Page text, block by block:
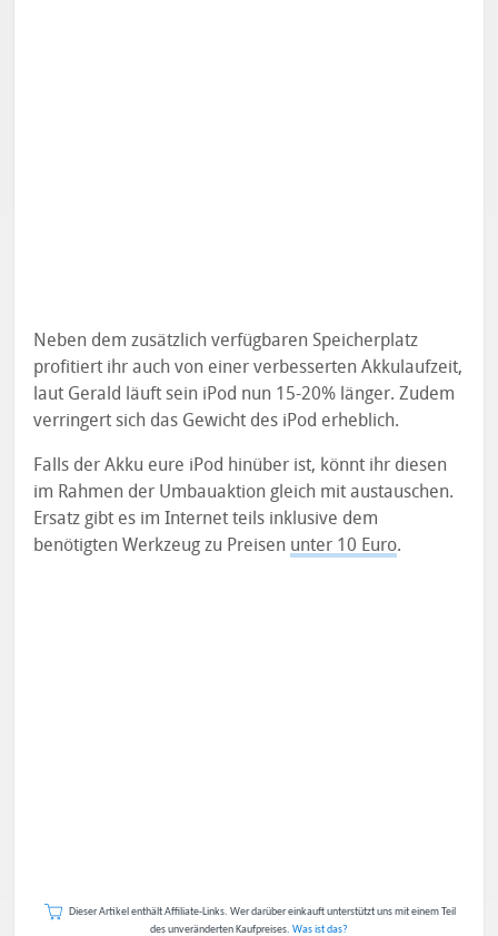
Neben dem zusätzlich verfügbaren Speicherplatz
profitiert ihr auch von einer verbesserten Akkulaufzeit,
laut Gerald läuft sein iPod nun 15-20% länger. Zudem
verringert sich das Gewicht des iPod erheblich.
Falls der Akku eure iPod hinüber ist, könnt ihr diesen
im Rahmen der Umbauaktion gleich mit austauschen.
Ersatz gibt es im Internet teils inklusive dem
benötigten Werkzeug zu Preisen unter 10 Euro.
Dieser Artikel enthält Affiliate-Links. Wer darüber einkauft unterstützt uns mit einem Teil
des unveränderten Kaufpreises. Was ist das?